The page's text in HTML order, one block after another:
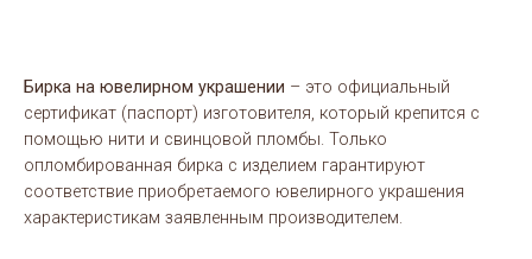
Бирка на ювелирном украшении – это официальный
сертификат (паспорт) изготовителя, который крепится с
помощью нити и свинцовой пломбы. Только
опломбированная бирка с изделием гарантируют
соответствие приобретаемого ювелирного украшения
характеристикам заявленным производителем.